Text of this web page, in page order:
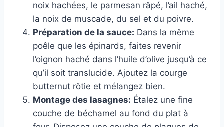
noix hachées, le parmesan râpé, l’ail haché,
la noix de muscade, du sel et du poivre.
Préparation de la sauce: Dans la même
poêle que les épinards, faites revenir
l’oignon haché dans l’huile d’olive jusqu’à ce
qu’il soit translucide. Ajoutez la courge
butternut rôtie et mélangez bien.
Montage des lasagnes: Étalez une fine
couche de béchamel au fond du plat à